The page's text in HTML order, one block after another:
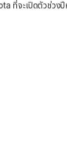
ที่จะเปิดตัวช่วง